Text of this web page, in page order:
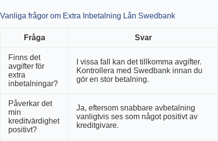
Vanliga frågor om Extra Inbetalning Lån Swedbank
Fråga Svar
Finns det
avgifter för
extra
inbetalningar?
I vissa fall kan det tillkomma avgifter.
Kontrollera med Swedbank innan du
gör en stor betalning.
Påverkar det
min
kreditvärdighet
positivt?
Ja, eftersom snabbare avbetalning
vanligtvis ses som något positivt av
kreditgivare.